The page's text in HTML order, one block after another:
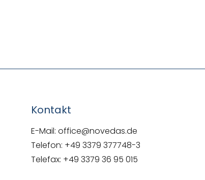
Kontakt
E-Mail: office@novedas.de
Telefon: +49 3379 377748-3
Telefax: +49 3379 36 95 015